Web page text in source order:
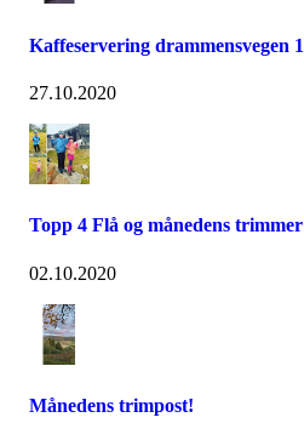
Kaffeservering drammensvegen
27.10.2020
Topp 4 Flå og månedens
02.10.2020
Månedens trimpost!